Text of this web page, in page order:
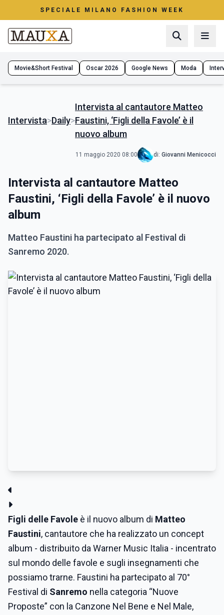
SPECIALE MILANO FASHION WEEK
Movie&Short Festival Oscar 2026 Google News Moda
Intervista>Daily>
Intervista al cantautore Matteo
Faustini, ‘Figli della Favole’ è il
nuovo album
11 maggio 2020 08:00 di: Giovanni Menicocci
Intervista al cantautore Matteo
Faustini, ‘Figli della Favole’ è il nuovo
album
Matteo Faustini ha partecipato al Festival di
Sanremo 2020.
Figli delle Favole è il nuovo album di Matteo
Faustini, cantautore che ha realizzato un concept
album - distribuito da Warner Music Italia - incentrato
sul mondo delle favole e sugli insegnamenti che
possiamo trarne. Faustini ha partecipato al 70°
Festival di Sanremo nella categoria “Nuove
Proposte” con la Canzone Nel Bene e Nel Male,